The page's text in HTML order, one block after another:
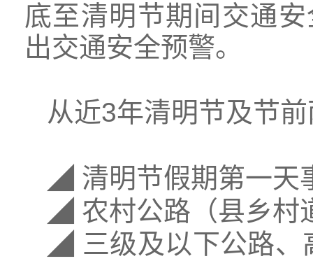
底至清明节期间交通
出交通安全预警。
从近3年清明节及节
◢ 清明节假期第一天
◢ 农村公路（县乡村
◢ 三级及以下公路、